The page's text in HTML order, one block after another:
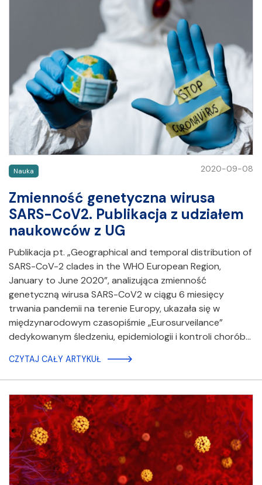
Nauka 2020-09-08
Zmienność genetyczna wirusa
SARS-CoV2. Publikacja z udziałem
naukowców z UG
Publikacja pt. „Geographical and temporal distribution of
SARS-CoV-2 clades in the WHO European Region,
January to June 2020”, analizująca zmienność
genetyczną wirusa SARS-CoV2 w ciągu 6 miesięcy
trwania pandemii na terenie Europy, ukazała się w
międzynarodowym czasopiśmie „Eurosurveilance”
dedykowanym śledzeniu, epidemiologii i kontroli chorób…
CZYTAJ CAŁY ARTYKUŁ